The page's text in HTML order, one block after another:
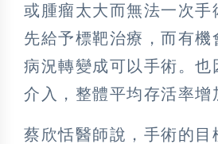
或腫瘤太大而無法一次手
先給予標靶治療，而有機
病況轉變成可以手術。也
介入，整體平均存活率增
蔡欣恬醫師說，手術的目